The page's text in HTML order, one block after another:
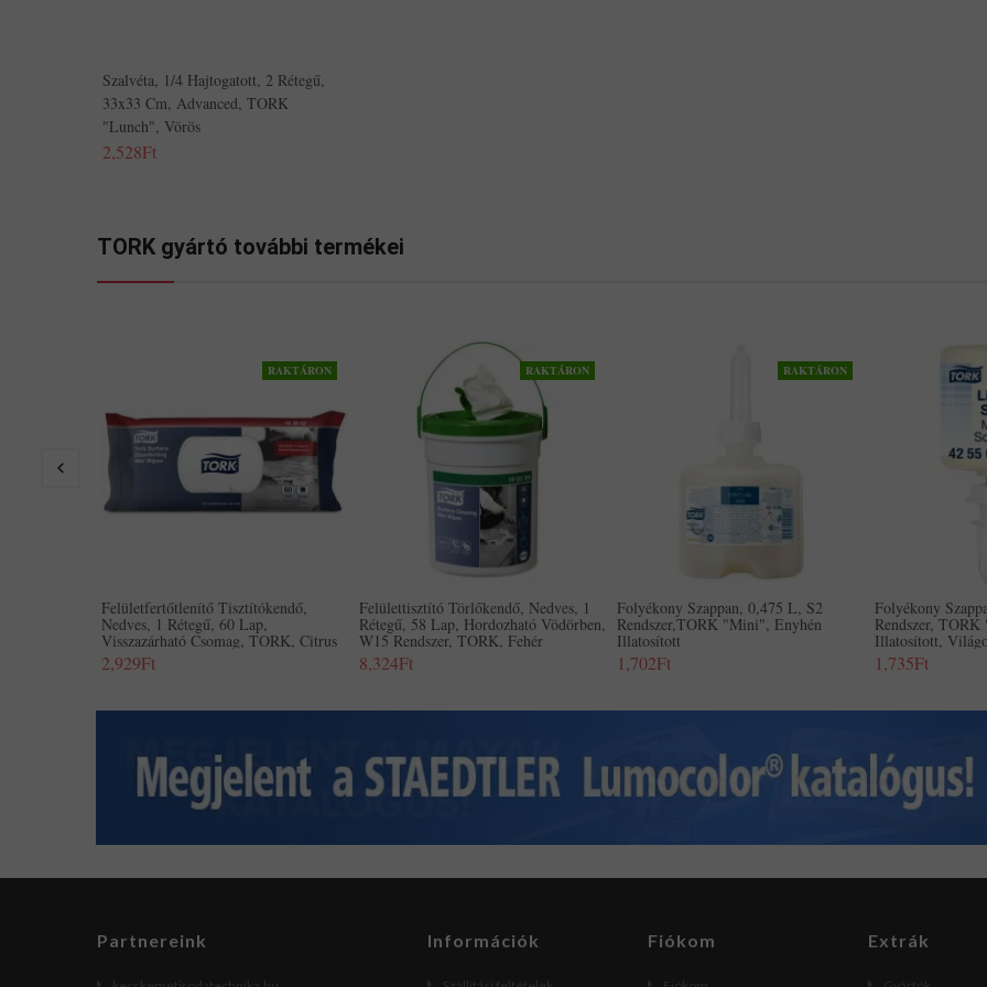
Szalvéta, 1/4 Hajtogatott, 2 Rétegű,
33x33 Cm, Advanced, TORK
"Lunch", Vörös
2,528Ft
TORK gyártó további termékei
RAKTÁRON
Felületfertőtlenítő Tisztítókendő,
Nedves, 1 Rétegű, 60 Lap,
Visszazárható Csomag, TORK, Citrus
2,929Ft
RAKTÁRON
Felülettisztító Törlőkendő, Nedves, 1
Rétegű, 58 Lap, Hordozható Vödörben,
W15 Rendszer, TORK, Fehér
8,324Ft
RAKTÁRON
Folyékony Szappan, 0,475 L, S2
Rendszer,TORK "Mini", Enyhén
Illatosított
1,702Ft
Folyékony
Rendszer,
Illatosított,
1,735Ft
Partnereink Információk Fiókom Extrák